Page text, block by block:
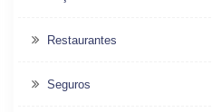
Restaurantes
Seguros